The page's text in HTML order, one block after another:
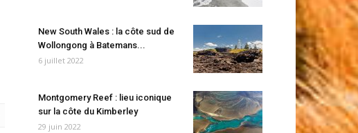
New South Wales : la côte sud de
Wollongong à Batemans...
6 juillet 2022
Montgomery Reef : lieu iconique
sur la côte du Kimberley
29 juin 2022